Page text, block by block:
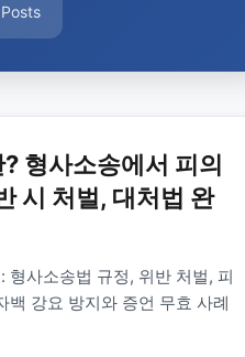
Posts
형사소송에서 피의
시 처벌, 대처법 완
형사소송법 규정, 위반 처벌, 피
백 강요 방지와 증언 무효 사례